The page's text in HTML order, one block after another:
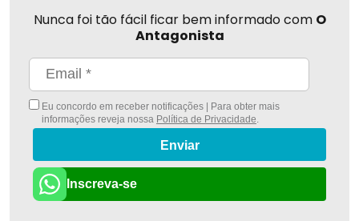
Nunca foi tão fácil ficar bem informado com O
Antagonista
Eu concordo em receber notificações | Para obter mais
informações reveja nossa Política de Privacidade
Enviar
Inscreva-se